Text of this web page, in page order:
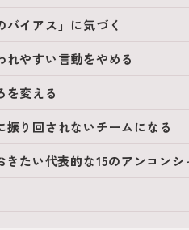
イアス」に気づく
やすい言動をやめる
変える
り回されないチームになる
たい代表的な15のアンコンシ